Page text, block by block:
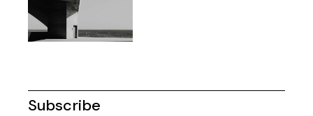
Subscribe